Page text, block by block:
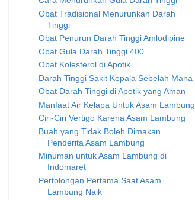
Obat Tradisional Menurunkan Darah
Tinggi
Obat Penurun Darah Tinggi Amlodipine
Obat Gula Darah Tinggi 400
Obat Kolesterol di Apotik
Darah Tinggi Sakit Kepala Sebelah Mana
Obat Darah Tinggi di Apotik yang Aman
Manfaat Air Kelapa Untuk Asam Lambung
Ciri-Ciri Vertigo Karena Asam Lambung
Buah yang Tidak Boleh Dimakan
Penderita Asam Lambung
Minuman untuk Asam Lambung di
Indomaret
Pertolongan Pertama Saat Asam
Lambung Naik